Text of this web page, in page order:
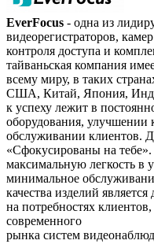
EverFocus - одна из
видеорегистраторов,
контроля доступа и
тайваньская компания
всему миру, в таких
США, Китай, Япония,
к успеху лежит в
оборудования, улучшении
обслуживании клиентов.
«Сфокусированы на
максимальную легкость в
минимальное
качества изделий
на потребностях
современного
рынка систем